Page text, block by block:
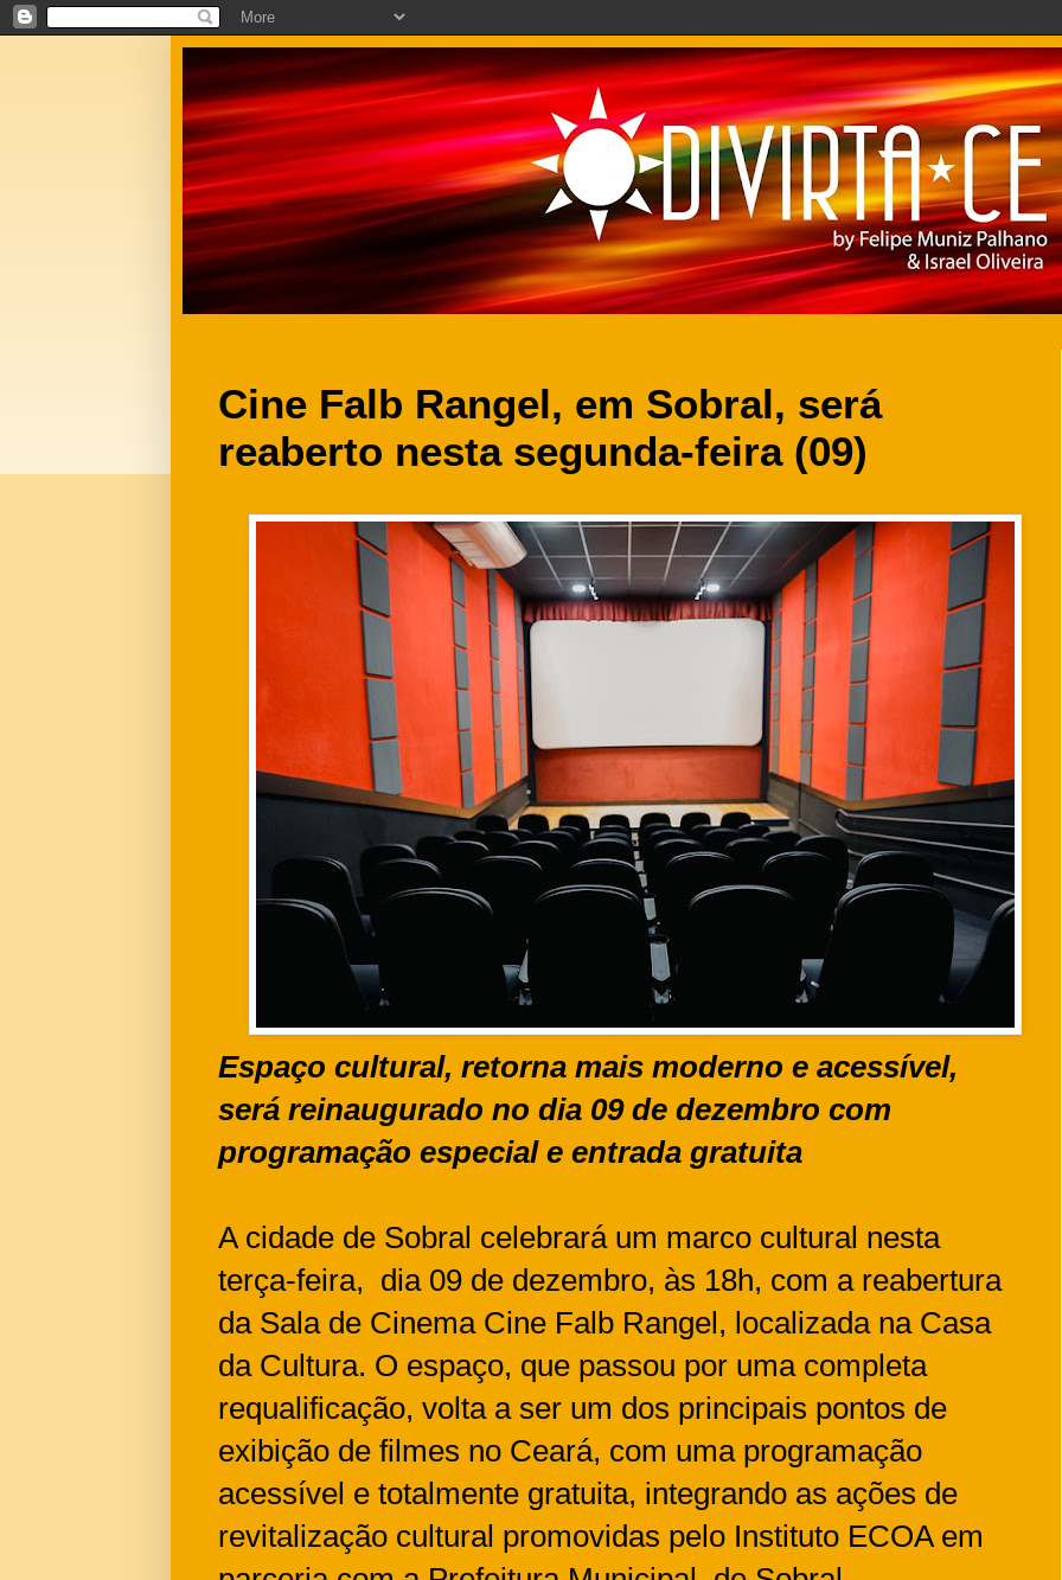
Cine Falb Rangel, em Sobral, será
reaberto nesta segunda-feira (09)
Espaço cultural, retorna mais moderno e acessível,
será reinaugurado no dia 09 de dezembro com
programação especial e entrada gratuita
A cidade de Sobral celebrará um marco cultural nesta
terça-feira, dia 09 de dezembro, às 18h, com a reabertura
da Sala de Cinema Cine Falb Rangel, localizada na Casa
da Cultura. O espaço, que passou por uma completa
requalificação, volta a ser um dos principais pontos de
exibição de filmes no Ceará, com uma programação
acessível e totalmente gratuita, integrando as ações de
revitalização cultural promovidas pelo Instituto ECOA em